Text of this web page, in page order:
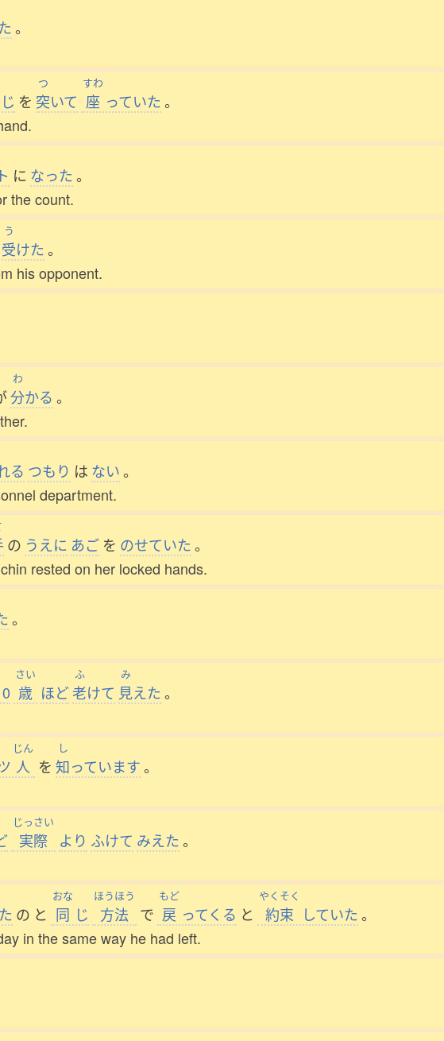
。
を
つ
突いて
すわ
座 っていた。
に なった。
the count.
う
受けた。
his opponent.
わ
分かる 。
る つもり は ない。
department.
の うえに あご を のせていた。
rested on her locked hands.
。
さい
歳 ほど
ふ
老けて
み
見えた。
じん
人 を
し
知っています。
じっさい
実際 より ふけて みえた。
の と
おな
同 じ
ほうほう
方法 で
もど
戻 ってくる と
やくそく
約束 していた。
in the same way he had left.